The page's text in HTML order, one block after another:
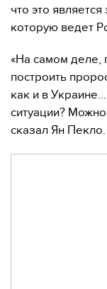
что это
которую ведет
«На самом деле,
построить
как и в
ситуации?
сказал Ян Пекло.